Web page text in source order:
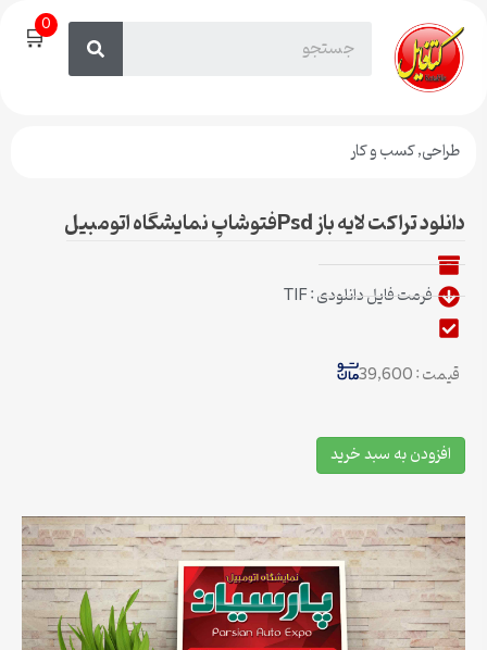
🛒0
طراحی,کسب و کار
دانلود تراکت لایه باز Psdفتوشاپ نمایشگاه اتومبیل
فرمت فایل دانلودی : TIF
قیمت : 39,600
افزودن به سبد خرید